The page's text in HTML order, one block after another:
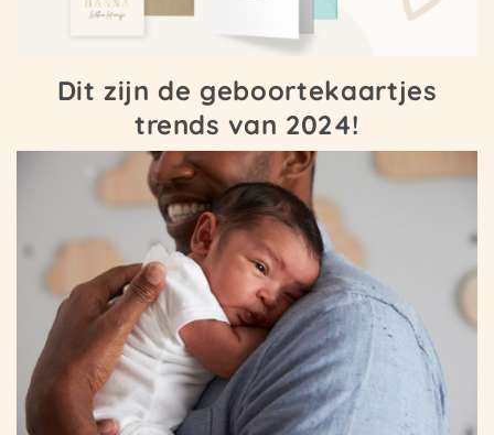
Dit zijn de geboortekaartjes
trends van 2024!